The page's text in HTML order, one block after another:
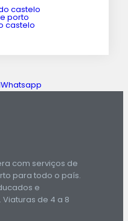
castelo
porto
castelo
Whatsapp
com serviços de
para todo o país.
e
de 4 a 8